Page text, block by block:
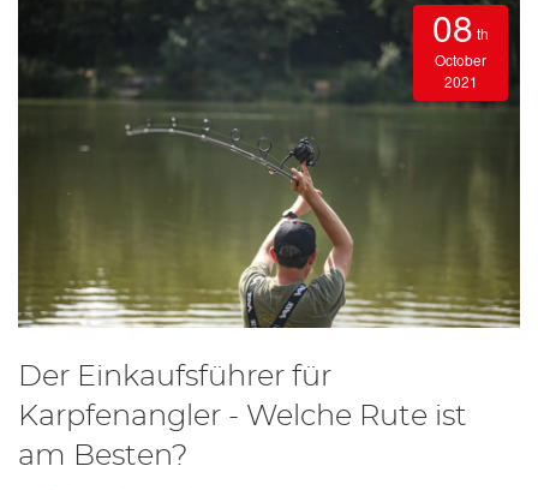
08 th
October
2021
Der Einkaufsführer für
Karpfenangler - Welche Rute ist
am Besten?